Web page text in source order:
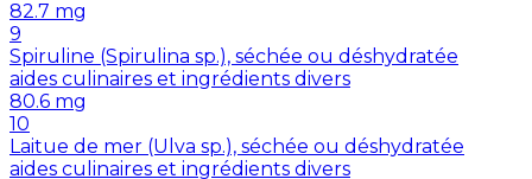
82.7 mg
9
Spiruline (Spirulina sp.), séchée ou déshydratée
aides culinaires et ingrédients divers
80.6 mg
10
Laitue de mer (Ulva sp.), séchée ou déshydratée
aides culinaires et ingrédients divers